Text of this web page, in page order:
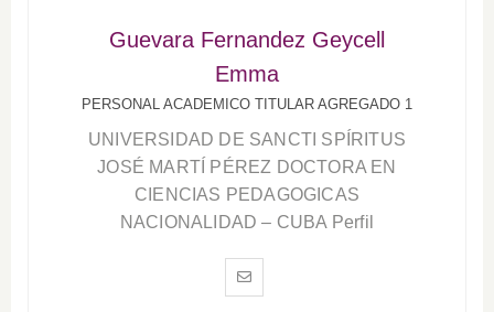
Guevara Fernandez Geycell
Emma
PERSONAL ACADEMICO TITULAR AGREGADO 1
UNIVERSIDAD DE SANCTI SPÍRITUS
JOSÉ MARTÍ PÉREZ DOCTORA EN
CIENCIAS PEDAGOGICAS
NACIONALIDAD – CUBA Perfil